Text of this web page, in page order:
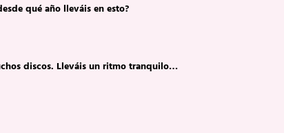
qué año lleváis en esto?
discos. Lleváis un ritmo tranquilo…